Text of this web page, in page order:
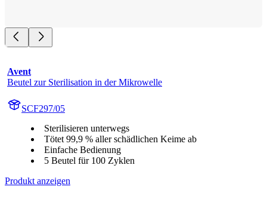
Avent
Beutel zur Sterilisation in der Mikrowelle
SCF297/05
Sterilisieren unterwegs
Tötet 99,9 % aller schädlichen Keime ab
Einfache Bedienung
5 Beutel für 100 Zyklen
Produkt anzeigen